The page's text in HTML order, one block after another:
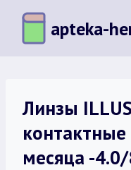
Перейти
содержимому
apteka-
Линзы
месяца -